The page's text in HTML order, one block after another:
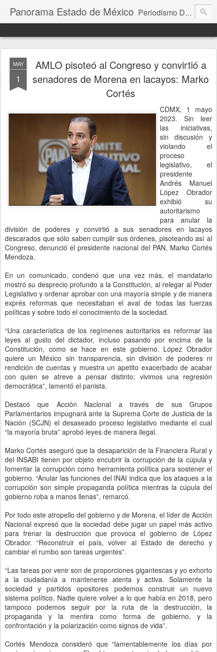
Panorama Estado de México Periodismo Digital
MAY
1
AMLO pisoteó al Congreso y convirtió a
senadores de Morena en lacayos: Marko
Cortés
CDMX, 1 mayo
2023. Sin leer
las iniciativas,
sin discusión y
violando el
proceso
legislativo, el
presidente
Andrés Manuel
López Obrador
exhibió su
autoritarismo
para anular la
división de poderes y convirtió a sus senadores en lacayos
descarados que sólo saben cumplir sus órdenes, pisoteando así al
Congreso, denunció el presidente nacional del PAN, Marko Cortés
Mendoza.
En un comunicado, condenó que una vez más, el mandatario
mostró su desprecio profundo a la Constitución, al relegar al Poder
Legislativo y ordenar aprobar con una mayoría simple y de manera
exprés reformas que necesitaban el aval de todas las fuerzas
políticas y sobre todo el conocimiento de la sociedad.
“Una característica de los regímenes autoritarios es reformar las
leyes al gusto del dictador, incluso pasando por encima de la
Constitución, como se hace en este gobierno. López Obrador
quiere un México sin transparencia, sin división de poderes ni
rendición de cuentas y muestra un apetito exacerbado de acabar
con quien se atreve a pensar distinto; vivimos una regresión
democrática”, lamentó el panista.
Destacó que Acción Nacional a través de sus Grupos
Parlamentarios impugnará ante la Suprema Corte de Justicia de la
Nación (SCJN) el desaseado proceso legislativo mediante el cual
“la mayoría bruta” aprobó leyes de manera ilegal.
Marko Cortés aseguró que la desaparición de la Financiera Rural y
del INSABI tienen por objeto encubrir la corrupción de la cúpula y
fomentar la corrupción como herramienta política para sostener el
gobierno. “Anular las funciones del INAI indica que los ataques a la
corrupción son simple propaganda política mientras la cúpula del
gobierno roba a manos llenas”, remarcó.
Por todo este atropello del gobierno y de Morena, el líder de Acción
Nacional expresó que la sociedad debe jugar un papel más activo
para frenar la destrucción que provoca el gobierno de López
Obrador. “Reconstruir el país, volver al Estado de derecho y
cambiar el rumbo son tareas urgentes”.
“Las tareas por venir son de proporciones gigantescas y yo exhorto
a la ciudadanía a mantenerse atenta y activa. Solamente la
sociedad y partidos opositores podemos construir un nuevo
sistema político. Nadie quiere volver a lo que había en 2018, pero
tampoco podemos seguir por la ruta de la destrucción, la
propaganda y la mentira como forma de gobierno, y la
confrontación y la polarización como signos de vida”.
Cortés Mendoza consideró que “lamentablemente los días por